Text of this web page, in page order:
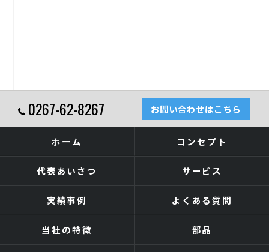
0267-62-8267 お問い合わせはこちら
ホーム コンセプト
代表あいさつ サービス
実績事例 よくある質問
当社の特徴 部品